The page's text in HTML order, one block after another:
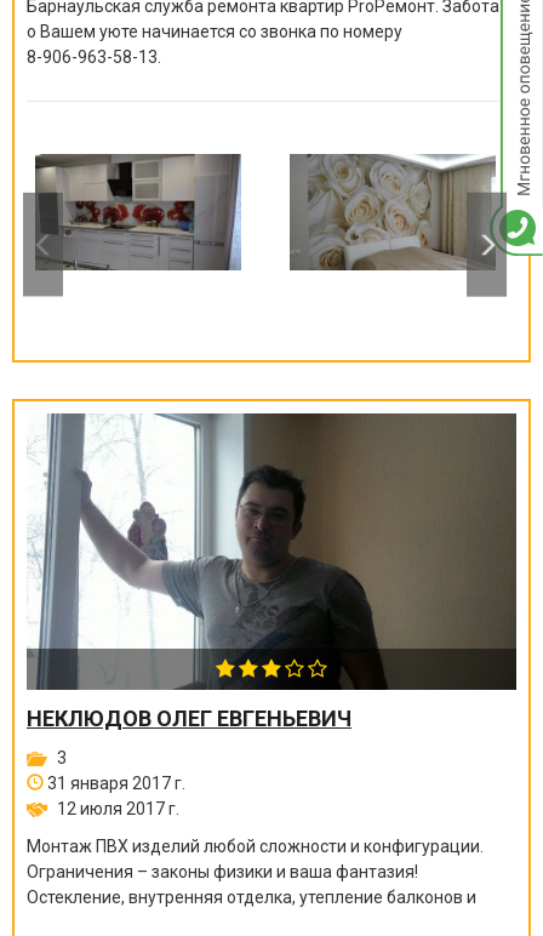
Барнаульская служба ремонта квартир ProРемонт. Забота
о Вашем уюте начинается со звонка по номеру
8-906-963-58-13
НЕКЛЮДОВ ОЛЕГ ЕВГЕНЬЕВИЧ
3
31 января 2017 г.
12 июля 2017 г.
Монтаж ПВХ изделий любой сложности и конфигурации.
Ограничения – законы физики и ваша фантазия!
Остекление, внутренняя отделка, утепление балконов и